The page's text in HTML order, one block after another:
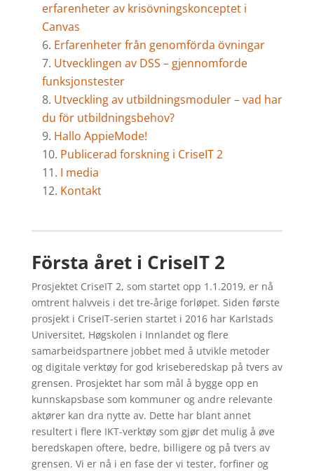
erfarenheter av krisövningskonceptet i
Canvas
Erfarenheter från genomförda övningar
Utvecklingen av DSS – gjennomforde
funksjonstester
Utveckling av utbildningsmoduler – vad har
du för utbildningsbehov?
Hallo AppieMode!
Publicerad forskning i CriseIT 2
I media
Kontakt
Första året i CriseIT 2
Prosjektet CriseIT 2, som startet opp 1.1.2019, er nå
omtrent halvveis i det tre-årige forløpet. Siden første
prosjekt i CriseIT-serien startet i 2016 har Karlstads
Universitet, Høgskolen i Innlandet og flere
samarbeidspartnere jobbet med å utvikle metoder
og digitale verktøy for god kriseberedskap på tvers av
grensen. Prosjektet har som mål å bygge opp en
kunnskapsbase som kommuner og andre relevante
aktører kan dra nytte av. Dette har blant annet
resultert i flere IKT-verktøy som gjør det mulig å øve
beredskapen oftere, bedre, billigere og på tvers av
grensen. Vi er nå i en fase der vi tester, forfiner og